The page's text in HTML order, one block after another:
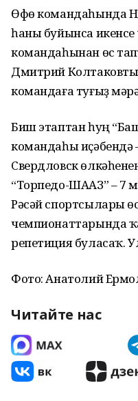
Өфө командаһында
һаны буйынса
командаһынан өс
Дмитрий
командаға туғыҙ
Биш этаптан һуң
командаһы иҫәбендә
Свердловск
“Торпедо-ШААЗ” – 7
Рәсәй спортсылары
чемпионаттарында
репетиция буласаҡ.
Фото: Анатолий
Читайте нас